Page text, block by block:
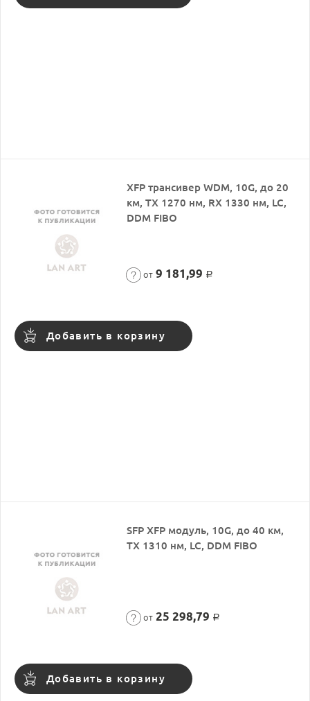
XFP трансивер WDM, 10G, до 20
км, TX 1270 нм, RX 1330 нм, LC,
DDM FIBO
от 9 181,99 Р
Добавить в корзину
SFP XFP модуль, 10G, до 40 км,
TX 1310 нм, LC, DDM FIBO
от 25 298,79 Р
Добавить в корзину